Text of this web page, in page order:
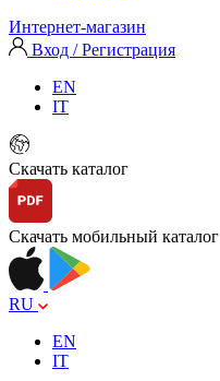
Интернет-магазин
Вход / Регистрация
EN
IT
Скачать каталог
Скачать мобильный каталог
RU
EN
IT